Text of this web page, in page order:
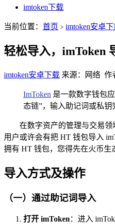
imtoken下载
当前位置： 首页 > imtoken安卓
轻松导入，imToken
imtoken安卓下载 来源：网络 作
ImToken 是一款数字钱包
态链”，输入助记词或私钥
在数字资产的管理与交易领
用户或许会有把 HT 钱包导入
拥有 HT 钱包，您得先在火币生
导入方式及操作
（一）通过助记词导入
打开 imToken ：进入